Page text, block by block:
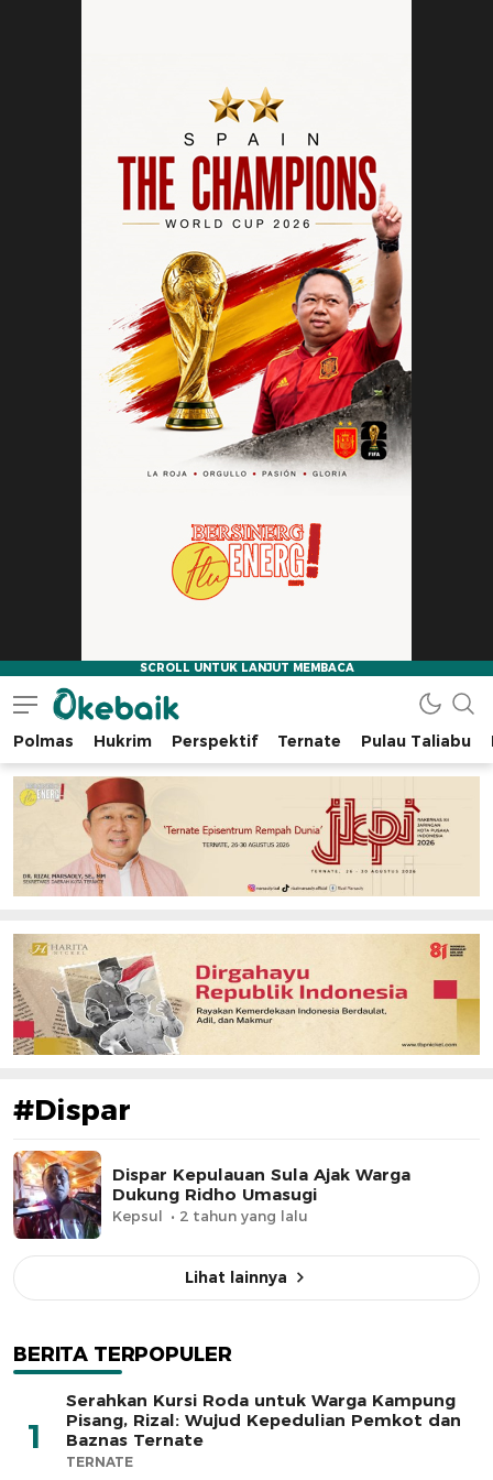
Okebaik.id
Baiknya Dibaca
Polmas Hukrim Perspektif Ternate Pulau Taliabu
#Dispar
Dispar Kepulauan Sula Ajak Warga
Dukung Ridho Umasugi
Kepsul 2 tahun yang lalu
Lihat lainnya
BERITA TERPOPULER
1
Serahkan Kursi Roda untuk Warga Kampung
Pisang, Rizal: Wujud Kepedulian Pemkot dan
Baznas Ternate
TERNATE